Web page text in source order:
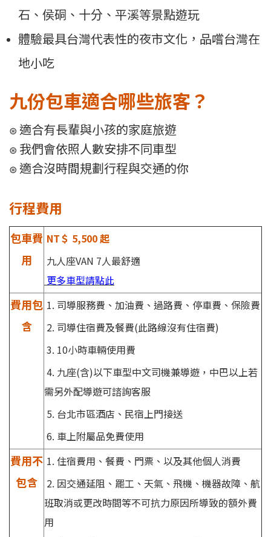
石、侯硐、十分、平溪等景點遊玩
體驗最具台灣代表性的夜市文化，品嚐台灣在
地小吃
九份包車適合哪些旅客？
⊛ 適合有長輩與小孩的家庭旅遊
⊛ 我們會依照人數安排不同車型
⊛ 適合沒時間規劃行程與交通的你
行程費用
包車費
用
NT＄ 5,500 起
九人座VAN 7人最舒適
更多車型請點此
費用包
含
1. 司導服務費、加油費、過路費、停車費、保險費
2. 司導住宿費及餐費(此路線沒有住宿費)
3. 10小時車輛使用費
4. 九座(含)以下車型中文司機兼導遊，中巴以上若
需另外配導遊可諮詢客服
5. 台北市區酒店、民宿上門接送
6. 車上附屬品免費使用
費用不
包含
1. 住宿費用、餐費、門票、以及其他個人消費
2. 因交通延阻、罷工、天氣、飛機、機器故障、航
班取消或更改時間等不可抗力原因所導致的額外費
用